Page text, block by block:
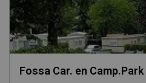
Fossa Car. en Camp.Park